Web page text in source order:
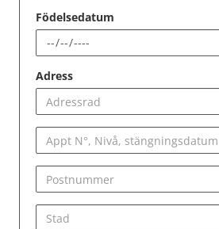
Födelsedatum
Adress